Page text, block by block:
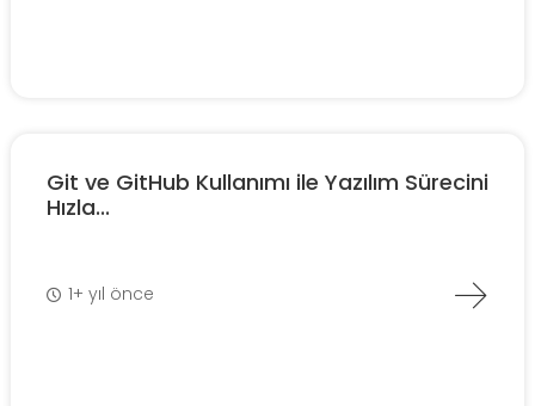
Git ve GitHub Kullanımı ile Yazılım Sürecini
Hızla...
1+ yıl önce